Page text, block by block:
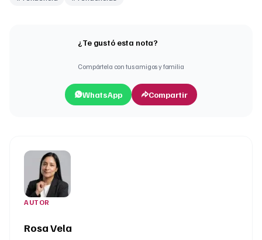
¿Te gustó esta nota?
Compártela con tus amigos y familia
WhatsApp Compartir
AUTOR
Rosa Vela